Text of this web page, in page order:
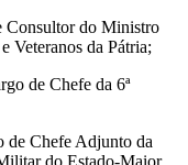
Consultor do Ministro
Veteranos da Pátria;
de Chefe da 6ª
de Chefe Adjunto da
do Estado-Maior